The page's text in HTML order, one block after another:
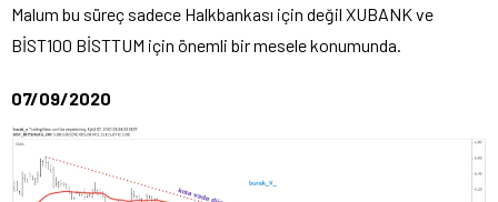
Malum bu süreç sadece Halkbankası için değil XUBANK ve
BİST100 BİSTTUM için önemli bir mesele konumunda.
07/09/2020